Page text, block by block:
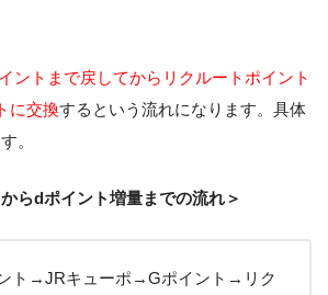
ントまで戻してからリクルートポイント
に交換するという流れになります。具体
。
らdポイント増量までの流れ＞
ト→JRキューポ→Gポイント→リク